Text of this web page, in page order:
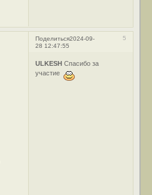
Поделиться 5
2024-09-
28 12:47:55
ULKESH Спасибо за
участие